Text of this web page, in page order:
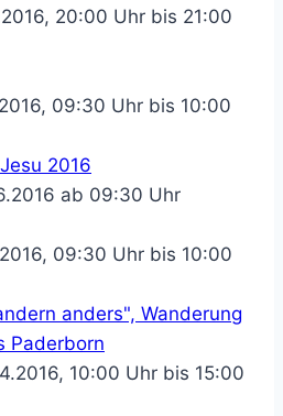
20:00 Uhr bis 21:00
09:30 Uhr bis 10:00
2016
ab 09:30 Uhr
09:30 Uhr bis 10:00
anders", Wanderung
Paderborn
10:00 Uhr bis 15:00